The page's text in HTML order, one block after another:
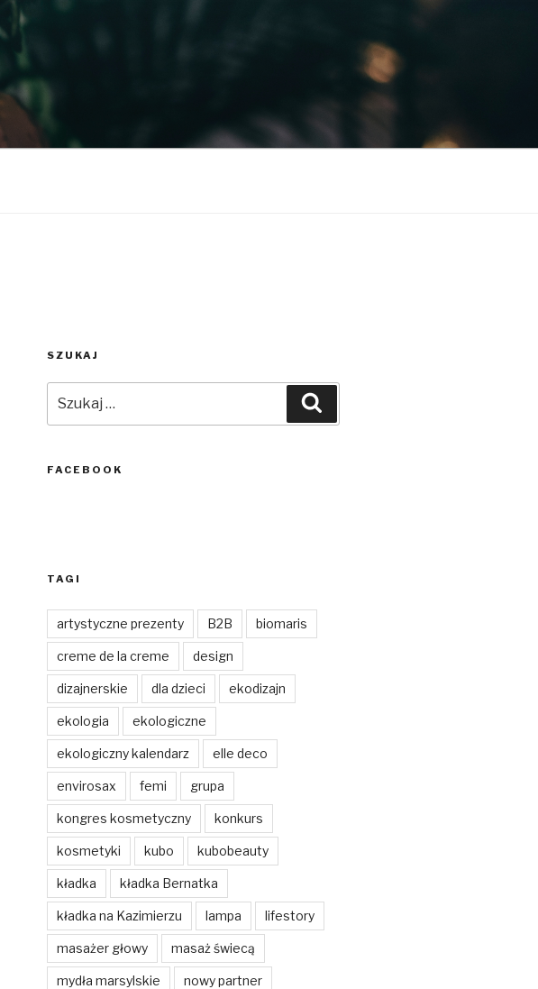
SZUKAJ
FACEBOOK
TAGI
artystyczne prezenty B2B biomaris
creme de la creme design
dizajnerskie dla dzieci ekodizajn
ekologia ekologiczne
ekologiczny kalendarz elle deco
envirosax femi grupa
kongres kosmetyczny konkurs
kosmetyki kubo kubobeauty
kładka kładka Bernatka
kładka na Kazimierzu lampa lifestory
masażer głowy masaż świecą
mydła marsylskie nowy partner